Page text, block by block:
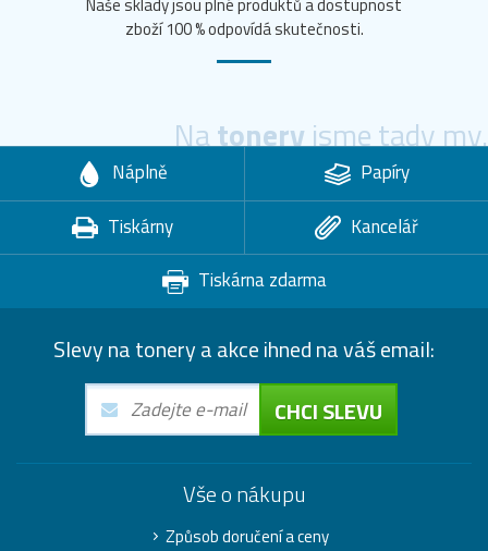
zboží 100 % odpovídá skutečnosti.
Natoneryjsme tady my.
Náplně
Papíry
Tiskárny
Kancelář
Tiskárna zdarma
Slevy na tonery a akce ihned na váš email:
CHCI SLEVU
Vše o nákupu
Způsob doručení a ceny